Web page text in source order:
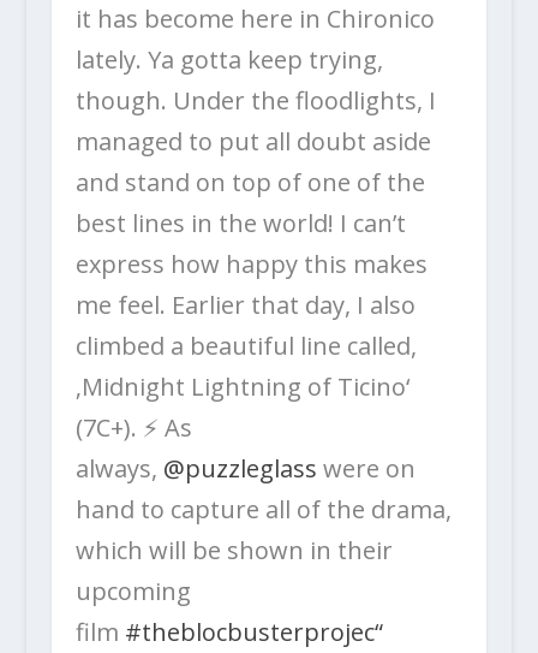
it has become here in Chironico
lately. Ya gotta keep trying,
though. Under the floodlights, I
managed to put all doubt aside
and stand on top of one of the
best lines in the world! I can’t
express how happy this makes
me feel. Earlier that day, I also
climbed a beautiful line called,
‚Midnight Lightning of Ticino‘
(7C+). ⚡ As
always, @puzzleglass were on
hand to capture all of the drama,
which will be shown in their
upcoming
film #theblocbusterprojec“